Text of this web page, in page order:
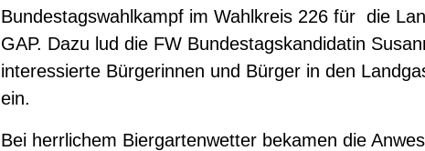
Bundestagswahlkampf im Wahlkreis 226 für die
GAP. Dazu lud die FW Bundestagskandidatin
interessierte Bürgerinnen und Bürger in den
ein.
Bei herrlichem Biergartenwetter bekamen die